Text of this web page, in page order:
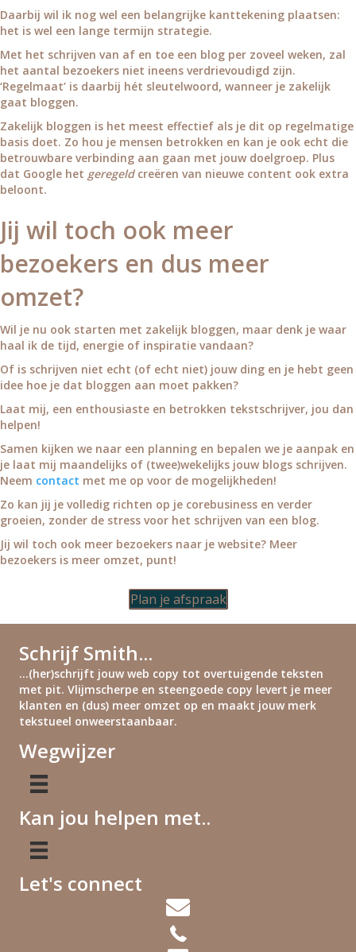
Daarbij wil ik nog wel een belangrijke kanttekening plaatsen:
het is wel een lange termijn strategie.
Met het schrijven van af en toe een blog per zoveel weken, zal
het aantal bezoekers niet ineens verdrievoudigd zijn.
‘Regelmaat’ is daarbij hét sleutelwoord, wanneer je zakelijk
gaat bloggen.
Zakelijk bloggen is het meest effectief als je dit op regelmatige
basis doet. Zo hou je mensen betrokken en kan je ook echt die
betrouwbare verbinding aan gaan met jouw doelgroep. Plus
dat Google het geregeldcreëren van nieuwe content ook extra
beloont.
Jij wil toch ook meer
bezoekers en dus meer
omzet?
Wil je nu ook starten met zakelijk bloggen, maar denk je waar
haal ik de tijd, energie of inspiratie vandaan?
Of is schrijven niet echt (of echt niet) jouw ding en je hebt geen
idee hoe je dat bloggen aan moet pakken?
Laat mij, een enthousiaste en betrokken tekstschrijver, jou dan
helpen!
Samen kijken we naar een planning en bepalen we je aanpak en
je laat mij maandelijks of (twee)wekelijks jouw blogs schrijven.
Neem contact met me op voor de mogelijkheden!
Zo kan jij je volledig richten op je corebusiness en verder
groeien, zonder de stress voor het schrijven van een blog.
Jij wil toch ook meer bezoekers naar je website? Meer
bezoekers is meer omzet, punt!
Plan je afspraak
Schrijf Smith...
...(her)schrijft jouw web copy tot overtuigende teksten
met pit. Vlijmscherpe en steengoede copy levert je meer
klanten en (dus) meer omzet op en maakt jouw merk
tekstueel onweerstaanbaar.
Wegwijzer
Kan jou helpen met..
Let's connect